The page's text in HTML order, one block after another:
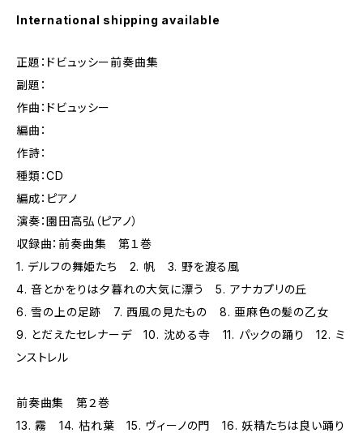
International shipping available
正題：ドビュッシー前奏曲集
副題：
作曲：ドビュッシー
編曲：
作詩：
種類：CD
編成：ピアノ
演奏：園田高弘（ピアノ）
収録曲：前奏曲集 第１巻
1. デルフの舞姫たち 2. 帆 3. 野を渡る風
4. 音とかをりは夕暮れの大気に漂う 5. アナカプリの丘
6. 雪の上の足跡 7. 西風の見たもの 8. 亜麻色の髪の乙女
9. とだえたセレナーデ 10. 沈める寺 11. パックの踊り 12. ミ
ンストレル
前奏曲集 第２巻
13. 霧 14. 枯れ葉 15. ヴィーノの門 16. 妖精たちは良い踊り